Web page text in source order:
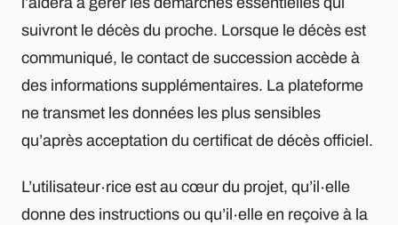
suivront le décès du proche. Lorsque le décès est
communiqué, le contact de succession accède à
des informations supplémentaires. La plateforme
ne transmet les données les plus sensibles
qu’après acceptation du certificat de décès officiel.
L’utilisateur∙rice est au cœur du projet, qu’il∙elle
donne des instructions ou qu’il∙elle en reçoive à la